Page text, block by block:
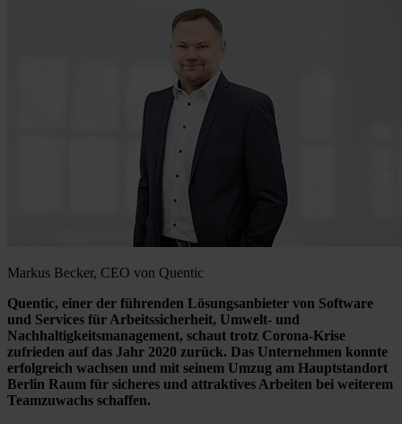
Markus Becker, CEO von Quentic
Quentic, einer der führenden Lösungsanbieter von Software
und Services für Arbeitssicherheit, Umwelt- und
Nachhaltigkeitsmanagement, schaut trotz Corona-Krise
zufrieden auf das Jahr 2020 zurück. Das Unternehmen konnte
erfolgreich wachsen und mit seinem Umzug am Hauptstandort
Berlin Raum für sicheres und attraktives Arbeiten bei weiterem
Teamzuwachs schaffen.